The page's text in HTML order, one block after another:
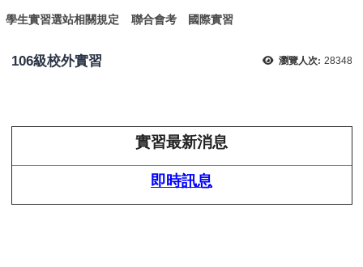
學生實習選站相關規定 聯合會考 國際實習
瀏覽人次: 28348
106級校外實習
實習最新消息
即時訊息